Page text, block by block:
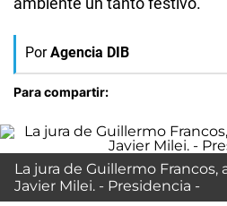
Por Agencia DIB
Para compartir:
La jura de Guillermo
Javier Milei. - Presidencia -